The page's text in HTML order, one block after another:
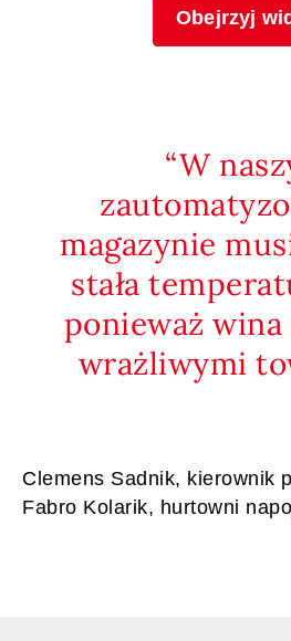
Obejrzyj
W
magazynie
stała
ponieważ wina
wrażliwymi
Clemens Sadnik, kierownik
Fabro Kolarik, hurtowni